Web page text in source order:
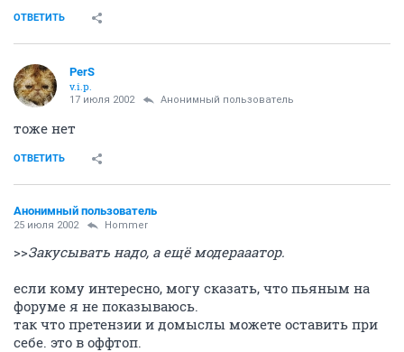
ОТВЕТИТЬ
PerS
v.i.p.
17 июля 2002 Анонимный пользователь
тоже нет
ОТВЕТИТЬ
Анонимный пользователь
25 июля 2002 Hommer
>>Закусывать надо, а ещё модерааатор.
если кому интересно, могу сказать, что пьяным на
форуме я не показываюсь.
так что претензии и домыслы можете оставить при
себе. это в оффтоп.